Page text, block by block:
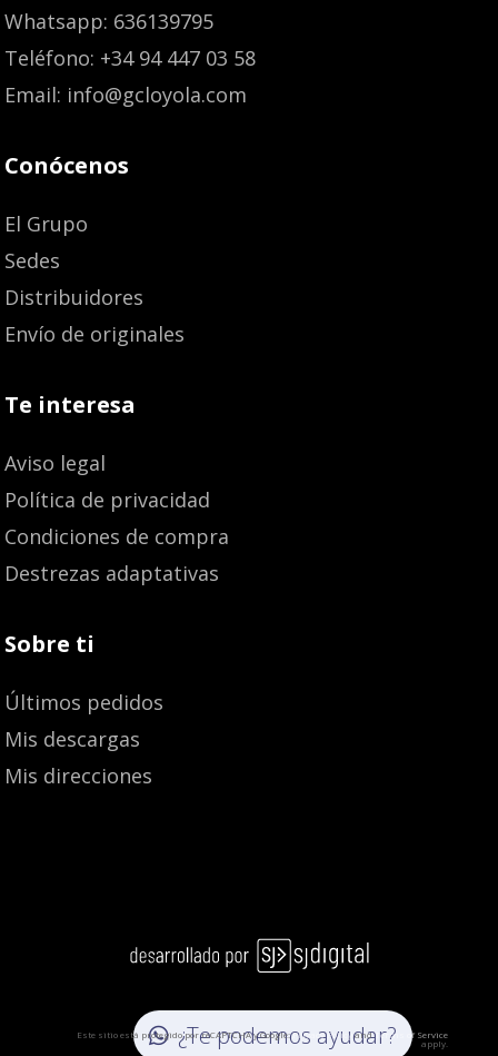
9,02€
Whatsapp: 636139795
Teléfono: +34 94 447 03 58
Email: info@gcloyola.com
Conócenos
El Grupo
Sedes
Distribuidores
Envío de originales
Te interesa
Aviso legal
Política de privacidad
Condiciones de compra
Destrezas adaptativas
Sobre ti
Últimos pedidos
Mis descargas
Mis direcciones
¿Te podemos ayudar?
Este sitio está protegido por reCAPTCHA y Google:Privacy Policy andTerms of Service
apply.